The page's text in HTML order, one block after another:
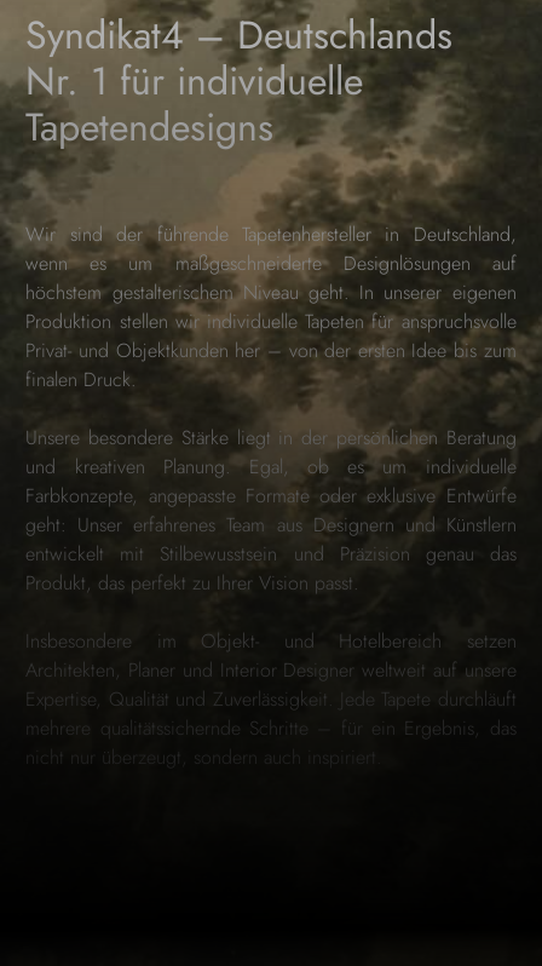
Wir sind der führende Tapetenhersteller in Deutschland,
wenn es um maßgeschneiderte Designlösungen auf
höchstem gestalterischem Niveau geht. In unserer eigenen
Produktion stellen wir individuelle Tapeten für anspruchsvolle
Privat- und Objektkunden her – von der ersten Idee bis zum
finalen Druck.
Unsere besondere Stärke liegt in der persönlichen Beratung
und kreativen Planung. Egal, ob es um individuelle
Farbkonzepte, angepasste Formate oder exklusive Entwürfe
geht: Unser erfahrenes Team aus Designern und Künstlern
entwickelt mit Stilbewusstsein und Präzision genau das
Produkt, das perfekt zu Ihrer Vision passt.
Insbesondere im Objekt- und Hotelbereich setzen
Architekten, Planer und Interior Designer weltweit auf unsere
Expertise, Qualität und Zuverlässigkeit. Jede Tapete durchläuft
mehrere qualitätssichernde Schritte – für ein Ergebnis, das
nicht nur überzeugt, sondern auch inspiriert.
Syndikat4 – Deutschlands
Nr. 1 für individuelle
Tapetendesigns